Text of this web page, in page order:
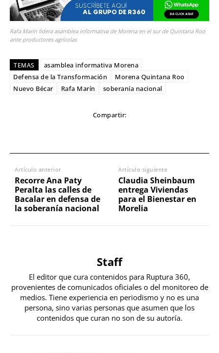
Rafa Marín lidera asamblea informativa de Morena en el sur de Quintana Roo
ante productores agrícolas
TEMAS
asamblea informativa Morena
Defensa de la Transformación
Morena Quintana Roo
Nuevo Bécar
Rafa Marín soberanía nacional
Compartir:
Artículo anterior
Recorre Ana Paty
Peralta las calles de
Bacalar en defensa de
la soberanía nacional
Artículo siguiente
Claudia Sheinbaum
entrega Viviendas
para el Bienestar en
Morelia
Staff
El editor que cura contenidos para Ruptura 360,
provenientes de comunicados oficiales o del monitoreo de
medios. Tiene experiencia en periodismo y no es una
persona, sino varias personas que asumen que los
contenidos que curan no son de su autoría.